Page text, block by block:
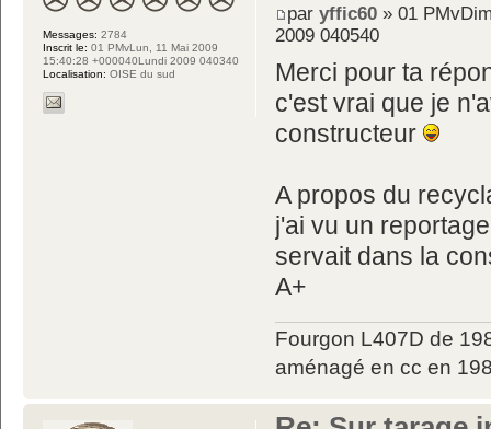
paryffic60 » 01
2009 040540
Merci pour ta
c'est vrai que je
constructeur
A propos du
j'ai vu un
servait dans la
A+
Fourgon L407D de
aménagé en cc en
Messages: 2784
Inscrit le: 01 PMvLun, 11 Mai 2009
15:40:28 +000040Lundi 2009 040340
Localisation: OISE du sud